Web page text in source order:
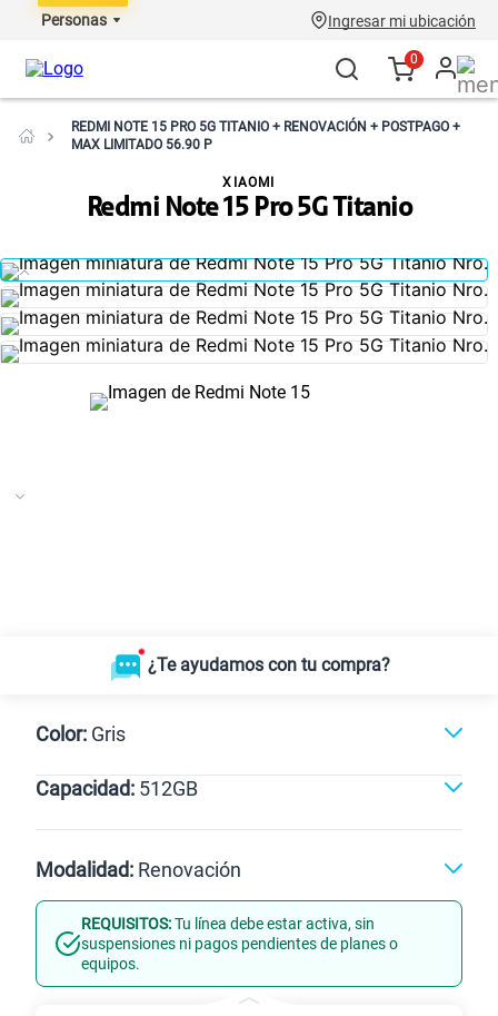
Personas Ingresar mi ubicación
0
REDMI NOTE 15 PRO 5G TITANIO + RENOVACIÓN + POSTPAGO +
MAX LIMITADO 56.90 P
Redmi Note 15 Pro 5G Titanio
XIAOMI
¿Te ayudamos con tu compra?
Color: Gris
Negro
Capacidad: 512GB
512GB
Modalidad: Renovación
Línea Nueva Portabilidad
REQUISITOS:Tu línea debe estar activa, sin
suspensiones ni pagos pendientes de planes o
equipos.